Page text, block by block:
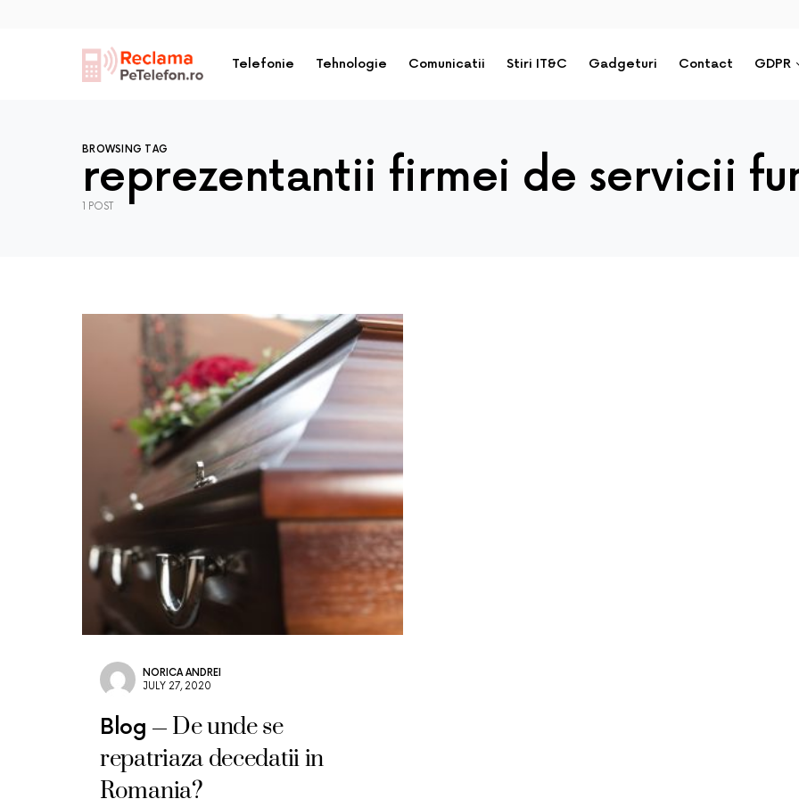
Telefonie Tehnologie Comunicatii Stiri IT&C Gadgeturi Contact GDPR
BROWSING TAG
reprezentantii firmei de servicii
1 POST
NORICA ANDREI
JULY 27, 2020
Blog
De unde se
repatriaza decedatii in
Romania?